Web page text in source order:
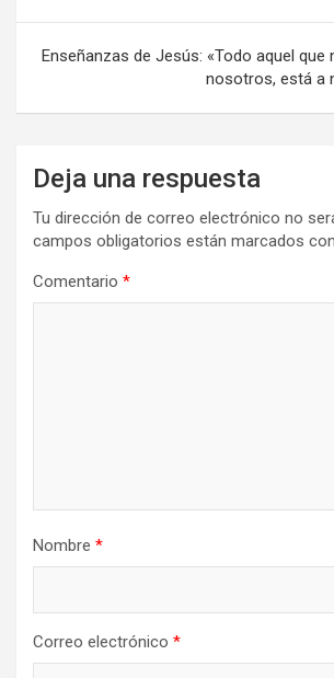
entradas
Enseñanzas de Jesús: «Todo aquel
nosotros, está a
Deja una respuesta
Tu dirección de correo electrónico no
campos obligatorios están marcados con
Comentario *
Nombre *
Correo electrónico *